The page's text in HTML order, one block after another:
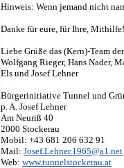
Hinweis: Wenn jemand nicht
Danke für eure, für Ihre, Mithilfe!
Liebe Grüße das (Kern)-Team
Wolfgang Rieger, Hans Nader,
Els und Josef Lehner
Bürgerinitiative Tunnel und
p. A. Josef Lehner
Am Neuriß 40
2000 Stockerau
Mobil: +43 681 206 632 91
Mail: Josef.Lehner.1965@a1.net
Web: www.tunnelstockerau.at